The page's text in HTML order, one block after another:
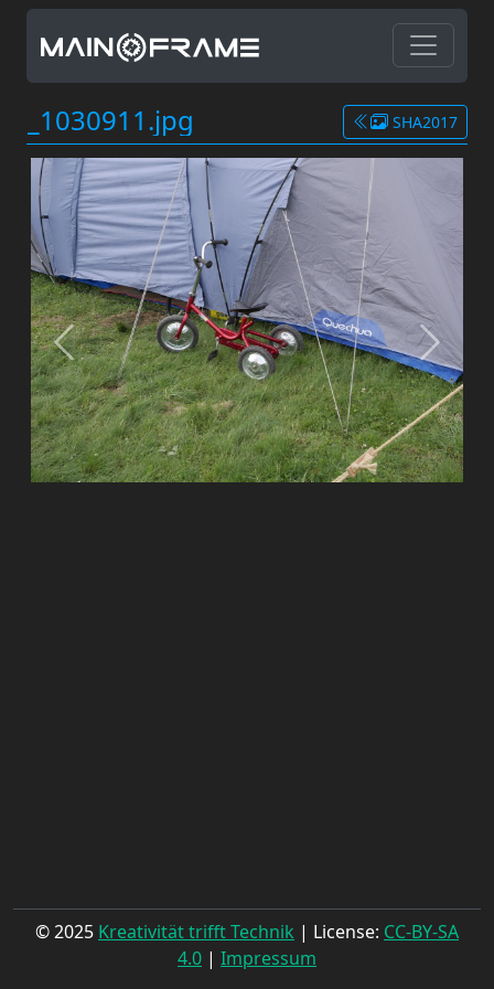
_1030911.jpg SHA2017
© 2025 Kreativität trifft Technik | License: CC-BY-SA
4.0 | Impressum